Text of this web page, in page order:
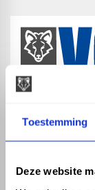
Toestemming
Deze website
phone_enabled +31 416 75
mail